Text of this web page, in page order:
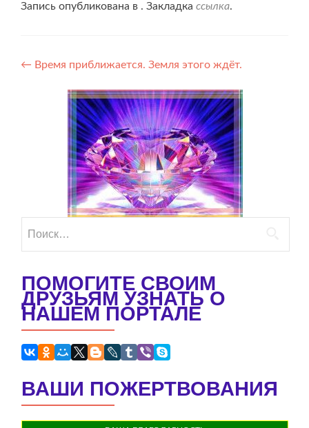
Запись опубликована в . Закладка ссылка.
Навигация
записям
← Время приближается. Земля этого ждёт.
ПОМОГИТЕ СВОИМ
ДРУЗЬЯМ УЗНАТЬ О
НАШЕМ ПОРТАЛЕ
ВАШИ ПОЖЕРТВОВАНИЯ